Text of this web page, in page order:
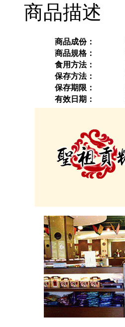
商品描述
商品成份：
商品規格：
食用方法：
保存方法：
保存期限：
有效日期：